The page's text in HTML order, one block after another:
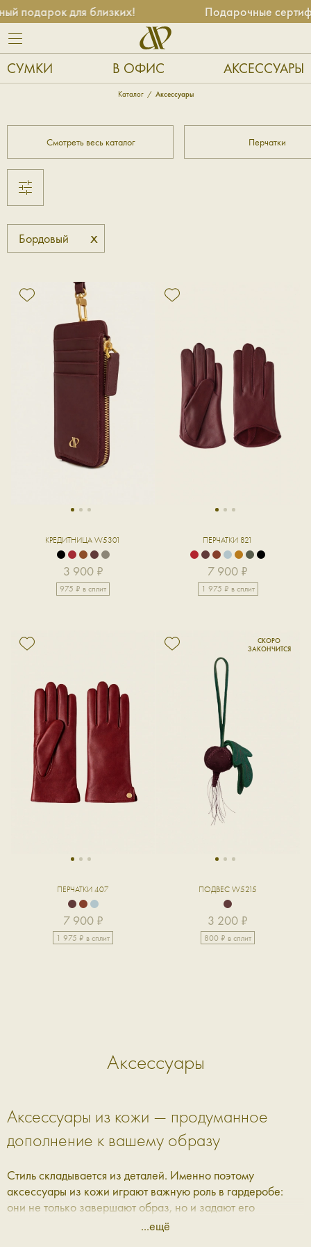
подарок для близких! Подарочные
СУМКИ В ОФИС АКСЕССУАРЫ
Каталог Аксессуары
Смотреть весь каталог Перчатки
Бордовый x
1 2 3
КРЕДИТНИЦА W5301
3 900 ₽
975 ₽ в сплит
1 2 3
ПЕРЧАТКИ 821
7 900 ₽
1 975 ₽ в сплит
1 2 3
ПЕРЧАТКИ 407
7 900 ₽
1 975 ₽ в сплит
1 2 3
ПОДВЕС W5215
3 200 ₽
800 ₽ в сплит
Аксессуары
Аксессуары из кожи — продуманное
дополнение к вашему образу
Стиль складывается из деталей. Именно поэтому
аксессуары из кожи играют важную роль в гардеробе:
они не только завершают образ, но и задают его
настроение. В Aprell мы собрали коллекцию, где каждая
...ещё